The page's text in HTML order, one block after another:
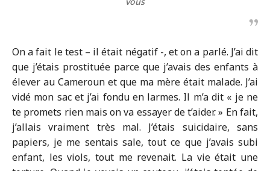
On a fait le test – il était négatif -, et on a parlé. J’ai dit
que j’étais prostituée parce que j’avais des enfants à
élever au Cameroun et que ma mère était malade. J’ai
vidé mon sac et j’ai fondu en larmes. Il m’a dit « je ne
te promets rien mais on va essayer de t’aider. » En fait,
j’allais vraiment très mal. J’étais suicidaire, sans
papiers, je me sentais sale, tout ce que j’avais subi
enfant, les viols, tout me revenait. La vie était une